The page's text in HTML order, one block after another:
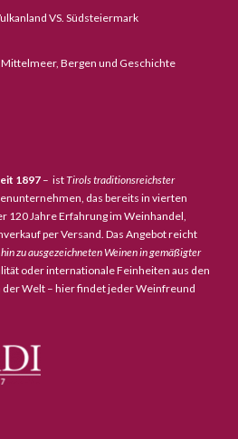
VS. Südsteiermark
Bergen und Geschichte
1897 – istTirols traditionsreichster
das bereits in vierten
120 Jahre Erfahrung im Weinhandel,
per Versand. Das Angebot reicht
zu ausgezeichneten Weinen in gemäßigter
oder internationale Feinheiten aus den
Welt – hier findet jeder Weinfreund